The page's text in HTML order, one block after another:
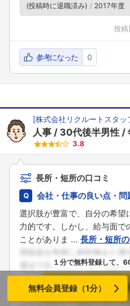
(投稿時に退職済み)
2017年度
投稿
参考になった 0
[株式会社リクルートスタッ
人事 30代後半男性
3.8
長所・短所の口コミ
会社・仕事の良い点・問
選択肢が豊富で、自分の希望
力的です。しかし、給与面で
ことがありま ... 長所・短所
１分で無料登録して、
メールで
無料会員登録（1分）